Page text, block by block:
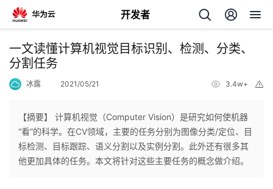
开发者
返
回
个
一文读懂计算机视觉目标识别、检测、分类、
分割任务
冰露 2021/05/21 3.4w+
【摘要】 计算机视觉（Computer Vision）是研究如何使机器
“看”的科学。在CV领域，主要的任务分别为图像分类/定位、目
标检测、目标跟踪、语义分割以及实例分割。此外还有很多其
他更加具体的任务。本文将针对这些主要任务的概念做介绍。